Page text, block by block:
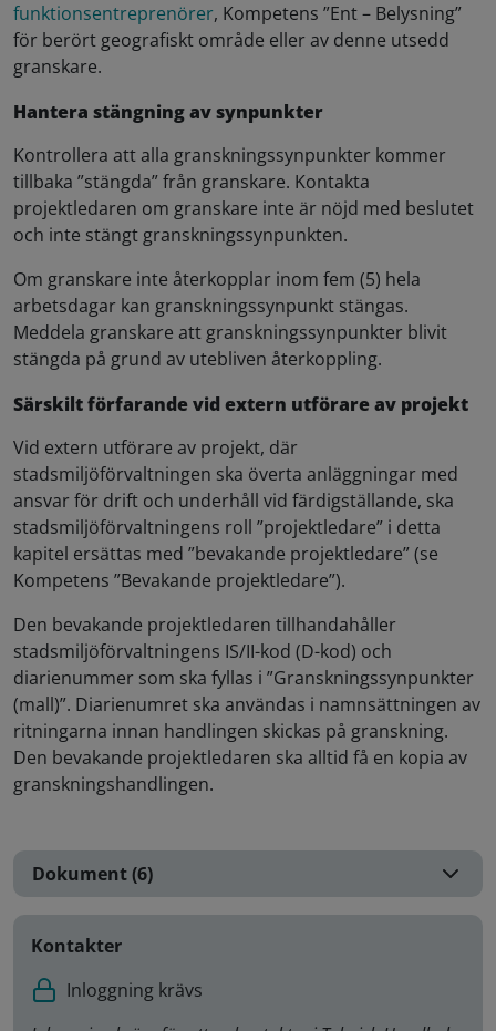
funktionsentreprenörer, Kompetens ”Ent – Belysning”
för berört geografiskt område eller av denne utsedd
granskare.
Hantera stängning av synpunkter
Kontrollera att alla granskningssynpunkter kommer
tillbaka ”stängda” från granskare. Kontakta
projektledaren om granskare inte är nöjd med beslutet
och inte stängt granskningssynpunkten.
Om granskare inte återkopplar inom fem (5) hela
arbetsdagar kan granskningssynpunkt stängas.
Meddela granskare att granskningssynpunkter blivit
stängda på grund av utebliven återkoppling.
Särskilt förfarande vid extern utförare av projekt
Vid extern utförare av projekt, där
stadsmiljöförvaltningen ska överta anläggningar med
ansvar för drift och underhåll vid färdigställande, ska
stadsmiljöförvaltningens roll ”projektledare” i detta
kapitel ersättas med ”bevakande projektledare” (se
Kompetens ”Bevakande projektledare”).
Den bevakande projektledaren tillhandahåller
stadsmiljöförvaltningens IS/II-kod (D-kod) och
diarienummer som ska fyllas i ”Granskningssynpunkter
(mall)”. Diarienumret ska användas i namnsättningen av
ritningarna innan handlingen skickas på granskning.
Den bevakande projektledaren ska alltid få en kopia av
granskningshandlingen.
Dokument (6)
Kontakter
Inloggning krävs